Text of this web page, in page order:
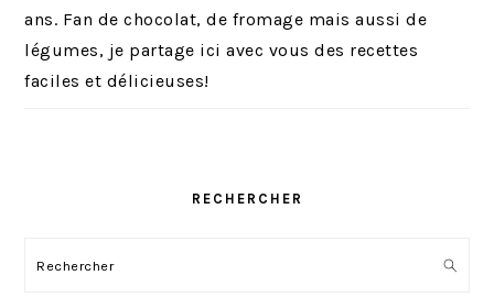
ans. Fan de chocolat, de fromage mais aussi de
légumes, je partage ici avec vous des recettes
faciles et délicieuses!
RECHERCHER
Rechercher